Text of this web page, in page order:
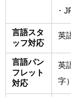
･
言語スタ
ッフ対応
英
言語パン
フレット
対応
英
字